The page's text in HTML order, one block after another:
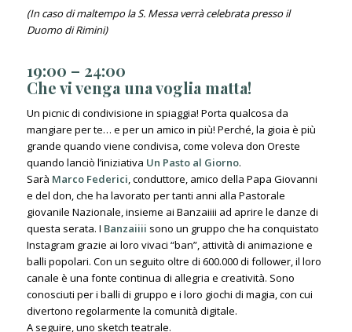
(In caso di maltempo la S. Messa verrà celebrata presso il
Duomo di Rimini)
19:00 – 24:00
Che vi venga una voglia matta!
Un picnic di condivisione in spiaggia! Porta qualcosa da
mangiare per te… e per un amico in più! Perché, la gioia è più
grande quando viene condivisa, come voleva don Oreste
quando lanciò l’iniziativa Un Pasto al Giorno.
Sarà Marco Federici, conduttore, amico della Papa Giovanni
e del don, che ha lavorato per tanti anni alla Pastorale
giovanile Nazionale, insieme ai Banzaiiii ad aprire le danze di
questa serata. I Banzaiiii sono un gruppo che ha conquistato
Instagram grazie ai loro vivaci “ban”, attività di animazione e
balli popolari. Con un seguito oltre di 600.000 di follower, il loro
canale è una fonte continua di allegria e creatività. Sono
conosciuti per i balli di gruppo e i loro giochi di magia, con cui
divertono regolarmente la comunità digitale.
A seguire, uno sketch teatrale.